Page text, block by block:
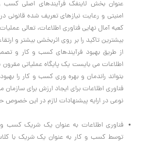
عنوان بخش لاینفک فرآیندهای اصلی
امنیتی و رعایت نیازهای تعریف شده قانونی
کعبه آمال نهایی فناوری اطلاعات، تعالی
بیشترین تاکید را بر روی اثربخشی بیشتر و
از طریق بهبود فرآیندهای کسب و کار و
اطلاعات می بایست یک پایگاه عملیاتی مقرون
بتواند راندمان و بهره وری کسب و کار را
فناوری اطلاعات برای ایجاد ارزش برای
نوعی در ارایه پیشنهادات لازم در این خصوص
فناوری اطلاعات به عنوان یک شریک کسب و
توسط کسب و کار به عنوان یک شریک با